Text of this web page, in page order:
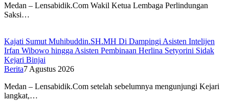
Medan – Lensabidik.Com Wakil Ketua Lembaga Perlindungan
Saksi…
Kajati Sumut Muhibuddin.SH.MH Di Dampingi Asisten Intelijen
Irfan Wibowo hingga Asisten Pembinaan Herlina Setyorini Sidak
Kejari Binjai
Berita7 Agustus 2026
Medan – Lensabidik.Com setelah sebelumnya mengunjungi Kejari
langkat,…